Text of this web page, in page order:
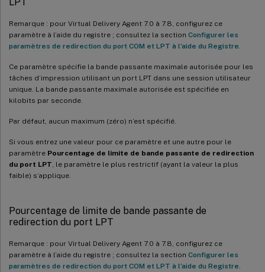
Remarque : pour Virtual Delivery Agent 7.0 à 7.8, configurez ce
paramètre à l’aide du registre ; consultez la section Configurer les
paramètres de redirection du port COM et LPT à l’aide du Registre
Ce paramètre spécifie la bande passante maximale autorisée pour les
tâches d’impression utilisant un port LPT dans une session utilisateur
unique. La bande passante maximale autorisée est spécifiée en
kilobits par seconde.
Par défaut, aucun maximum (zéro) n’est spécifié.
Si vous entrez une valeur pour ce paramètre et une autre pour le
paramètre Pourcentage de limite de bande passante de redirection
du port LPT , le paramètre le plus restrictif (ayant la valeur la plus
faible) s’applique.
Pourcentage de limite de bande passante de
redirection du port LPT
Remarque : pour Virtual Delivery Agent 7.0 à 7.8, configurez ce
paramètre à l’aide du registre ; consultez la section Configurer les
paramètres de redirection du port COM et LPT à l’aide du Registre